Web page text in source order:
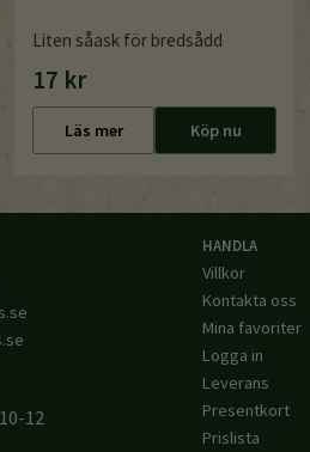
Liten såask för bredsådd
17 kr
Läs mer Köp nu
12
HANDLA
Villkor
Kontakta oss
Mina favoriter
Logga in
Leverans
Presentkort
Prislista